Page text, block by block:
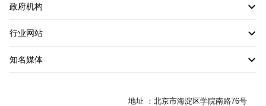
政府机构
行业网站
知名媒体
地址 ：北京市海淀区学院南路76号